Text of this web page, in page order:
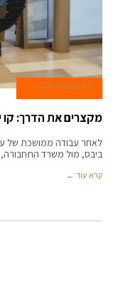
9 בפברואר 2026
מקצרים את הדרך: קו
לאחר עבודה ממושכת של
ביבס, מול משרד התחבורה,
קרא עוד ←